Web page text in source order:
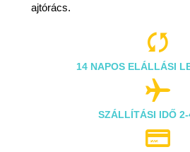
ajtórács.

14 NAPOS ELÁLLÁSI

SZÁLLÍTÁSI IDŐ
